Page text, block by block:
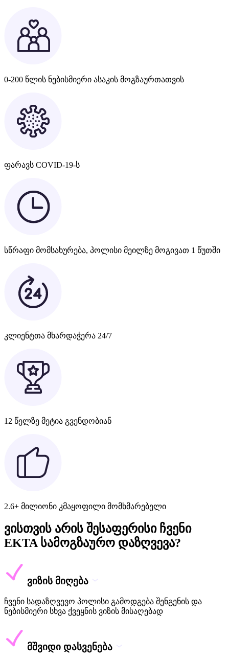
0-200 წლის ნებისმიერი ასაკის მოგზაურთათვის
ფარავს COVID-19-ს
სწრაფი მომსახურება, პოლისი მეილზე მოგივათ 1 წუთში
კლიენტთა მხარდაჭერა 24/7
12 წელზე მეტია გვენდობიან
2.6+ მილიონი კმაყოფილი მომხმარებელი
ვისთვის არის შესაფერისი ჩვენი
EKTA სამოგზაურო დაზღვევა?
ვიზის მიღება
ჩვენი სადაზღვევო პოლისი გამოდგება შენგენის და
ნებისმიერი სხვა ქვეყნის ვიზის მისაღებად
მშვიდი დასვენება